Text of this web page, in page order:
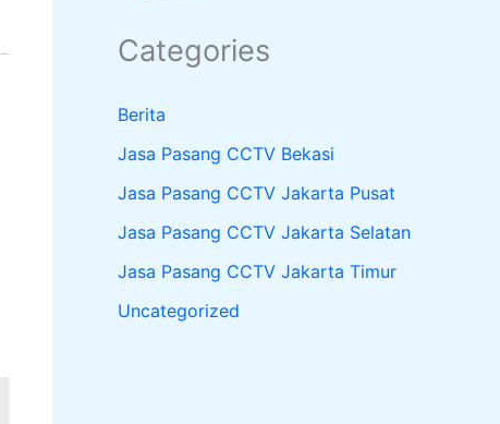
Categories
Berita
Jasa Pasang CCTV Bekasi
Jasa Pasang CCTV Jakarta Pusat
Jasa Pasang CCTV Jakarta Selatan
Jasa Pasang CCTV Jakarta Timur
Uncategorized